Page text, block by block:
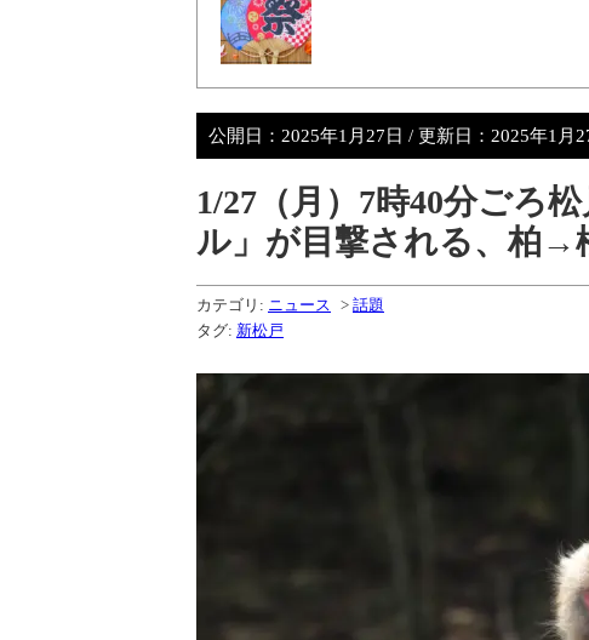
公開日： 2025年1月27日 / 更新日： 2025年1月
1/27（月）7時40分ごろ
ル」が目撃される、柏
カテゴリ: ニュース > 話題
タグ: 新松戸